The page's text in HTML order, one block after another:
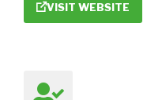
VISIT WEBSITE